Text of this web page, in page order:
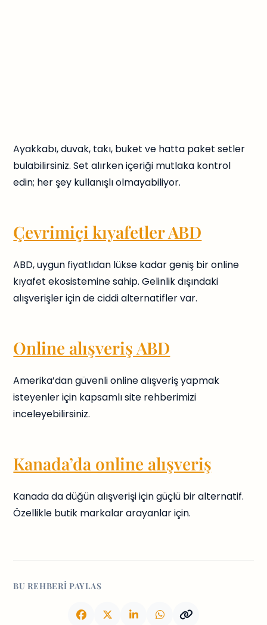
Ayakkabı, duvak, takı, buket ve hatta paket setler
bulabilirsiniz. Set alırken içeriği mutlaka kontrol
edin; her şey kullanışlı olmayabiliyor.
Çevrimiçi kıyafetler ABD
ABD, uygun fiyatlıdan lükse kadar geniş bir online
kıyafet ekosistemine sahip. Gelinlik dışındaki
alışverişler için de ciddi alternatifler var.
Online alışveriş ABD
Amerika’dan güvenli online alışveriş yapmak
isteyenler için kapsamlı site rehberimizi
inceleyebilirsiniz.
Kanada’da online alışveriş
Kanada da düğün alışverişi için güçlü bir alternatif.
Özellikle butik markalar arayanlar için.
BU REHBERI PAYLAS